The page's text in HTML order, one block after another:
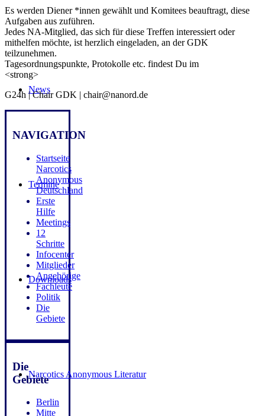
News
Termine
Downloads
Narcotics Anonymous Literatur
Es werden Diener *innen gewählt und Komitees beauftragt, diese
Aufgaben aus zuführen.
Jedes NA-Mitglied, das sich für diese Treffen interessiert oder
mithelfen möchte, ist herzlich eingeladen, an der GDK
teilzunehmen.
Tagesordnungspunkte, Protokolle etc. findest Du im
<strong>
G24h | Chair GDK | chair@nanord.de
NAVIGATION
Startseite
Narcotics
Anonymous
Deutschland
Erste
Hilfe
Meetings
12
Schritte
Infocenter
Mitglieder
Angehörige
Fachleute
Politik
Die
Gebiete
Die
Gebiete
Berlin
Mitte